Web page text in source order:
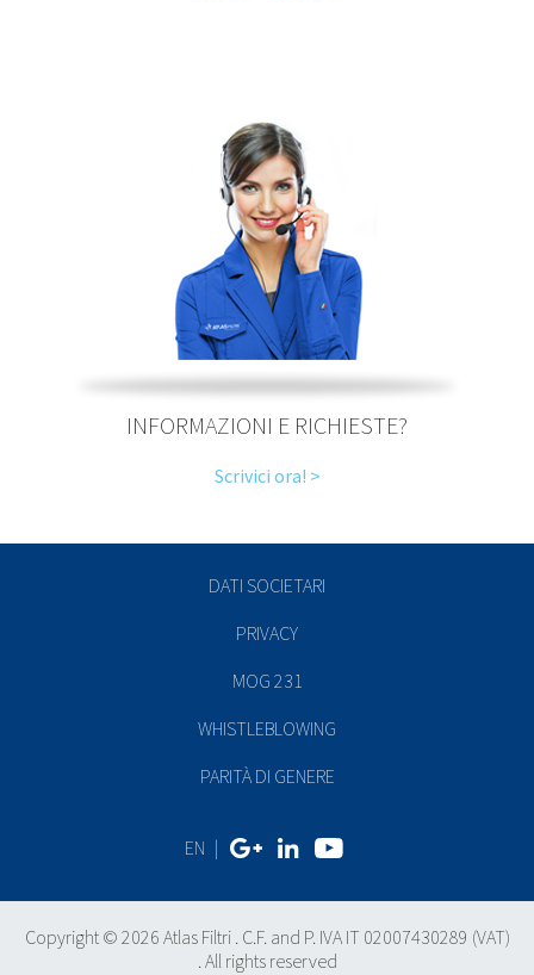
INFORMAZIONI E RICHIESTE?
Scrivici ora! >
DATI SOCIETARI
PRIVACY
MOG 231
WHISTLEBLOWING
PARITÀ DI GENERE
EN |
Copyright © 2026 Atlas Filtri . C.F. and P. IVA IT 02007430289 (VAT)
. All rights reserved